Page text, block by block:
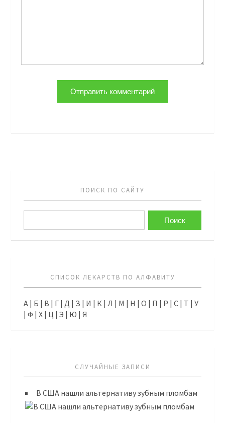
ПОИСК ПО САЙТУ
СПИСОК ЛЕКАРСТВ ПО АЛФАВИТУ
А | Б | В | Г |Д | З | И | К |Л | М | Н |О | П | Р |С | Т |У
|Ф |Х | Ц |Э | Ю |Я
СЛУЧАЙНЫЕ ЗАПИСИ
В США нашли альтернативу зубным пломбам